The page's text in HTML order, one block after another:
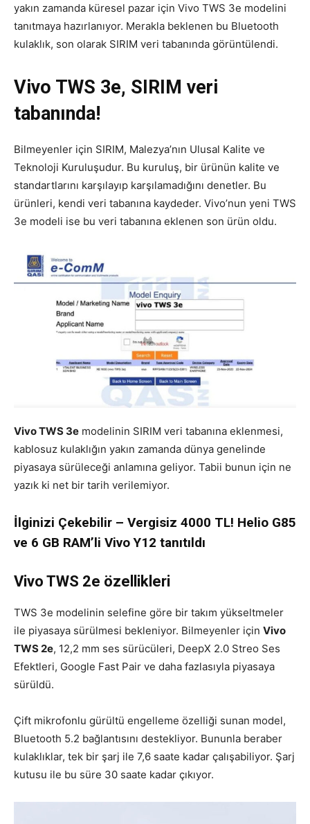
yakın zamanda küresel pazar için Vivo TWS 3e modelini
tanıtmaya hazırlanıyor. Merakla beklenen bu Bluetooth
kulaklık, son olarak SIRIM veri tabanında görüntülendi.
Vivo TWS 3e, SIRIM veri
tabanında!
Bilmeyenler için SIRIM, Malezya’nın Ulusal Kalite ve
Teknoloji Kuruluşudur. Bu kuruluş, bir ürünün kalite ve
standartlarını karşılayıp karşılamadığını denetler. Bu
ürünleri, kendi veri tabanına kaydeder. Vivo’nun yeni TWS
3e modeli ise bu veri tabanına eklenen son ürün oldu.
Vivo TWS 3e modelinin SIRIM veri tabanına eklenmesi,
kablosuz kulaklığın yakın zamanda dünya genelinde
piyasaya sürüleceği anlamına geliyor. Tabii bunun için ne
yazık ki net bir tarih verilemiyor.
İlginizi Çekebilir – Vergisiz 4000 TL! Helio G85
ve 6 GB RAM’li Vivo Y12 tanıtıldı
Vivo TWS 2e özellikleri
TWS 3e modelinin selefine göre bir takım yükseltmeler
ile piyasaya sürülmesi bekleniyor. Bilmeyenler için Vivo
TWS 2e, 12,2 mm ses sürücüleri, DeepX 2.0 Streo Ses
Efektleri, Google Fast Pair ve daha fazlasıyla piyasaya
sürüldü.
Çift mikrofonlu gürültü engelleme özelliği sunan model,
Bluetooth 5.2 bağlantısını destekliyor. Bununla beraber
kulaklıklar, tek bir şarj ile 7,6 saate kadar çalışabiliyor. Şarj
kutusu ile bu süre 30 saate kadar çıkıyor.